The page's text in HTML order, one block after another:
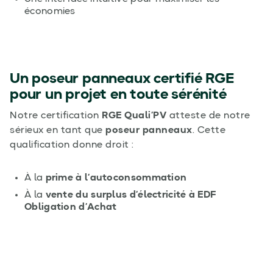
économies
Un poseur panneaux certifié RGE
pour un projet en toute sérénité
Notre certification RGE Quali’PV atteste de notre
sérieux en tant que poseur panneaux. Cette
qualification donne droit :
À la prime à l’autoconsommation
À la vente du surplus d’électricité à EDF
Obligation d’Achat